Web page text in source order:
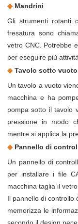
◆ Mandrini
Gli strumenti rotanti
fresatura sono
vetro CNC. Potrebbe
per eseguire più
◆ Tavolo sotto
Un tavolo a vuoto
macchina e ha
pompa sotto il tavolo
pressione in modo
mentre si applica la
◆ Pannello di
Un pannello di
per installare i file
macchina taglia il
Il pannello di controllo
memorizza le